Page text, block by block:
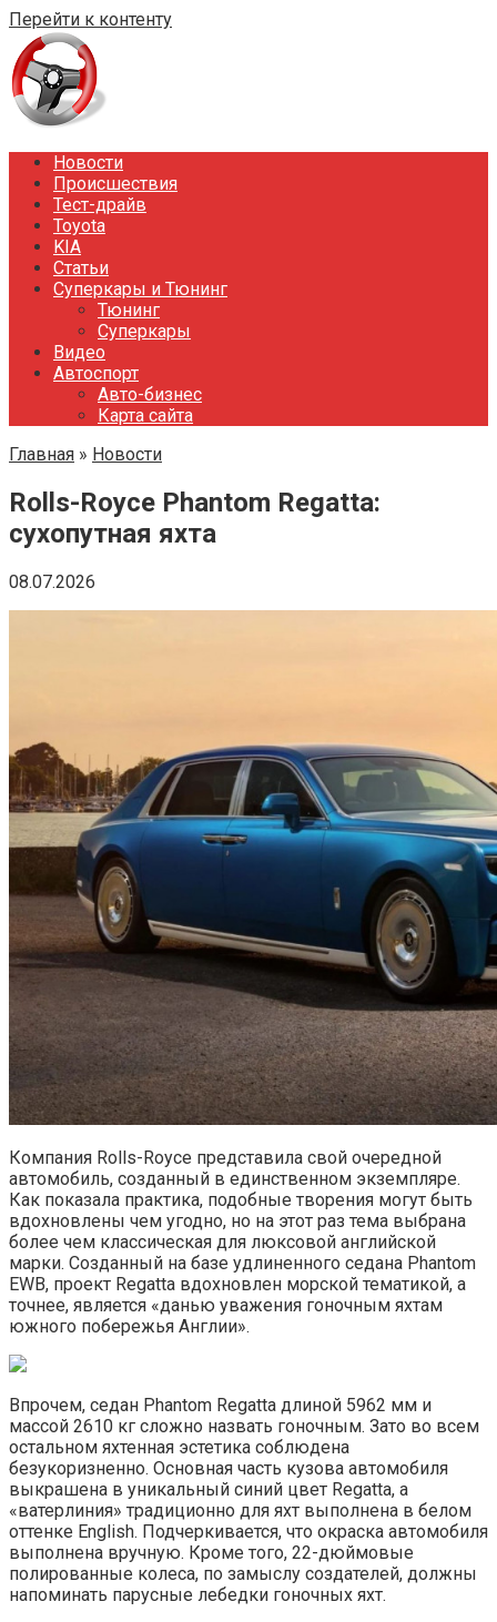
Перейти к контенту
Новости
Происшествия
Тест-драйв
Toyota
KIA
Статьи
Суперкары и Тюнинг
Тюнинг
Суперкары
Видео
Автоспорт
Авто-бизнес
Карта сайта
Главная » Новости
Rolls-Royce Phantom Regatta:
сухопутная яхта
08.07.2026
Компания Rolls-Royce представила свой очередной
автомобиль, созданный в единственном экземпляре.
Как показала практика, подобные творения могут быть
вдохновлены чем угодно, но на этот раз тема выбрана
более чем классическая для люксовой английской
марки. Созданный на базе удлиненного седана Phantom
EWB, проект Regatta вдохновлен морской тематикой, а
точнее, является «данью уважения гоночным яхтам
южного побережья Англии».
Впрочем, седан Phantom Regatta длиной 5962 мм и
массой 2610 кг сложно назвать гоночным. Зато во всем
остальном яхтенная эстетика соблюдена
безукоризненно. Основная часть кузова автомобиля
выкрашена в уникальный синий цвет Regatta, а
«ватерлиния» традиционно для яхт выполнена в белом
оттенке English. Подчеркивается, что окраска автомобиля
выполнена вручную. Кроме того, 22-дюймовые
полированные колеса, по замыслу создателей, должны
напоминать парусные лебедки гоночных яхт.